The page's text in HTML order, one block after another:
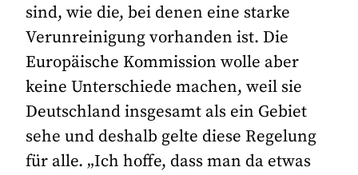
sind, wie die, bei denen eine starke
Verunreinigung vorhanden ist. Die
Europäische Kommission wolle aber
keine Unterschiede machen, weil sie
Deutschland insgesamt als ein Gebiet
sehe und deshalb gelte diese Regelung
für alle. „Ich hoffe, dass man da etwas